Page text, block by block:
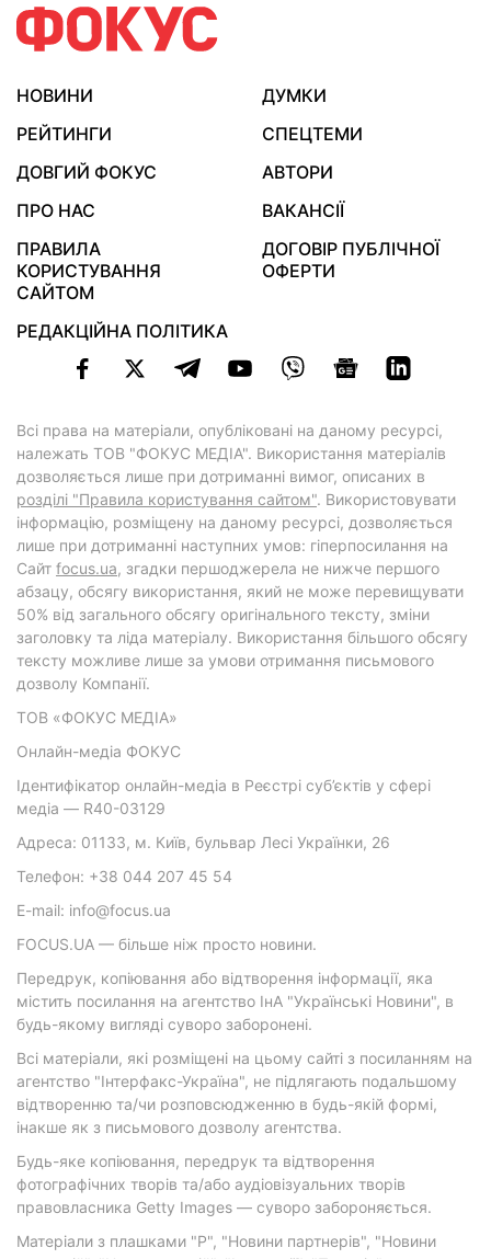
НОВИНИ
ДУМКИ
РЕЙТИНГИ
СПЕЦТЕМИ
ДОВГИЙ ФОКУС
АВТОРИ
ПРО НАС
ВАКАНСІЇ
ПРАВИЛА
КОРИСТУВАННЯ
САЙТОМ
ДОГОВІР ПУБЛІЧНОЇ
ОФЕРТИ
РЕДАКЦІЙНА ПОЛІТИКА
Всі права на матеріали, опубліковані на даному ресурсі,
належать ТОВ "ФОКУС МЕДІА". Використання матеріалів
дозволяється лише при дотриманні вимог, описаних в
розділі "Правила користування сайтом". Використовувати
інформацію, розміщену на даному ресурсі, дозволяється
лише при дотриманні наступних умов: гіперпосилання на
Cайт focus.ua, згадки першоджерела не нижче першого
абзацу, обсягу використання, який не може перевищувати
50% від загального обсягу оригінального тексту, зміни
заголовку та ліда матеріалу. Використання більшого обсягу
тексту можливе лише за умови отримання письмового
дозволу Компанії.
ТОВ «ФОКУС МЕДІА»
Онлайн-медіа ФОКУС
Ідентифікатор онлайн-медіа в Реєстрі суб’єктів у сфері
медіа — R40-03129
Адреса: 01133, м. Київ, бульвар Лесі Українки, 26
Телефон: +38 044 207 45 54
E-mail: info@focus.ua
FOCUS.UA — більше ніж просто новини.
Передрук, копіювання або відтворення інформації, яка
містить посилання на агентство ІнА "Українські Новини", в
будь-якому вигляді суворо заборонені.
Всі матеріали, які розміщені на цьому сайті з посиланням на
агентство "Інтерфакс-Україна", не підлягають подальшому
відтворенню та/чи розповсюдженню в будь-якій формі,
інакше як з письмового дозволу агентства.
Будь-яке копіювання, передрук та відтворення
фотографічних творів та/або аудіовізуальних творів
правовласника Getty Images — суворо забороняється.
Матеріали з плашками "Р", "Новини партнерів", "Новини